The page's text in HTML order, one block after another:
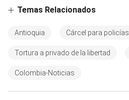
Temas Relacionados
Antioquia Cárcel para policías
Tortura a privado de la libertad
Colombia-Noticias